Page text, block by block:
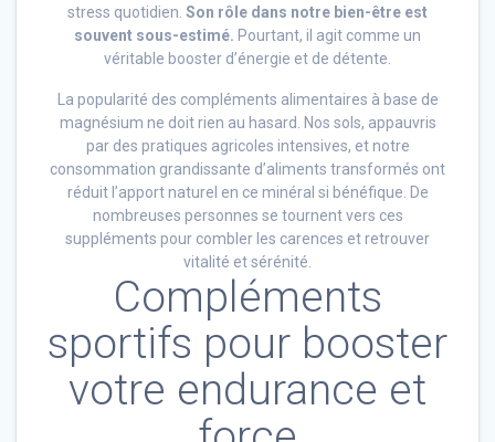
stress quotidien. Son rôle dans notre bien-être est
souvent sous-estimé. Pourtant, il agit comme un
véritable booster d’énergie et de détente.
La popularité des compléments alimentaires à base de
magnésium ne doit rien au hasard. Nos sols, appauvris
par des pratiques agricoles intensives, et notre
consommation grandissante d’aliments transformés ont
réduit l’apport naturel en ce minéral si bénéfique. De
nombreuses personnes se tournent vers ces
suppléments pour combler les carences et retrouver
vitalité et sérénité.
Compléments
sportifs pour booster
votre endurance et